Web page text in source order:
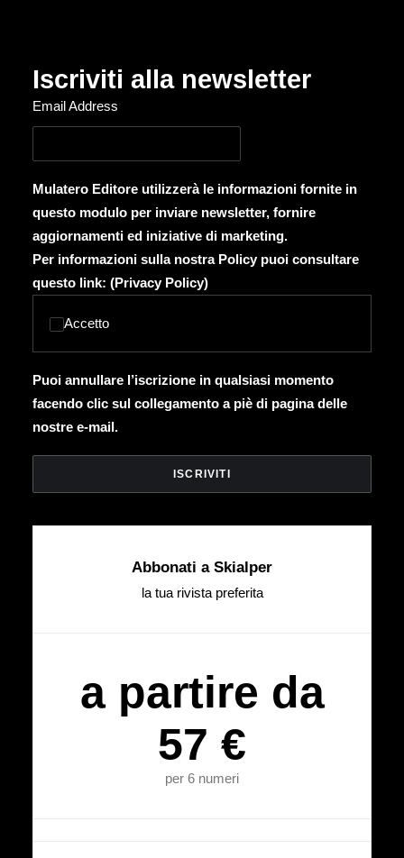
Iscriviti alla newsletter
Email Address
Mulatero Editore utilizzerà le informazioni fornite in
questo modulo per inviare newsletter, fornire
aggiornamenti ed iniziative di marketing.
Per informazioni sulla nostra Policy puoi consultare
questo link: (Privacy Policy)
Accetto
Puoi annullare l’iscrizione in qualsiasi momento
facendo clic sul collegamento a piè di pagina delle
nostre e-mail.
Abbonati a Skialper
la tua rivista preferita
a partire da
57 €
per 6 numeri